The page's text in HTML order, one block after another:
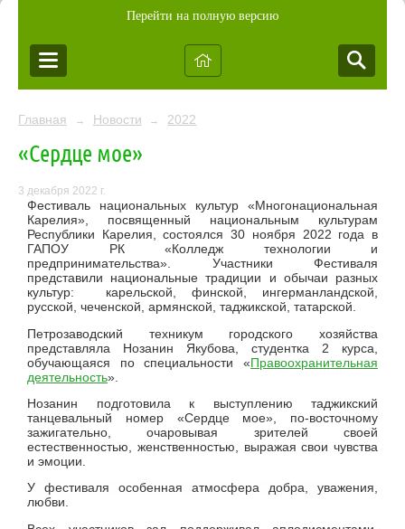
Перейти на полную версию
Главная → Новости → 2022
«Сердце мое»
3 декабря 2022 г.
Фестиваль национальных культур «Многонациональная
Карелия», посвященный национальным культурам
Республики Карелия, состоялся 30 ноября 2022 года в
ГАПОУ РК «Колледж технологии и
предпринимательства». Участники Фестиваля
представили национальные традиции и обычаи разных
культур: карельской, финской, ингерманландской,
русской, чеченской, армянской, таджикской, татарской.
Петрозаводский техникум городского хозяйства
представляла Нозанин Якубова, студентка 2 курса,
обучающаяся по специальности «Правоохранительная
деятельность».
Нозанин подготовила к выступлению таджикский
танцевальный номер «Сердце мое», по-восточному
зажигательно,очаровывая зрителей своей
естественностью, женственностью, выражая свои чувства
и эмоции.
У фестиваля особенная атмосфера добра, уважения,
любви.